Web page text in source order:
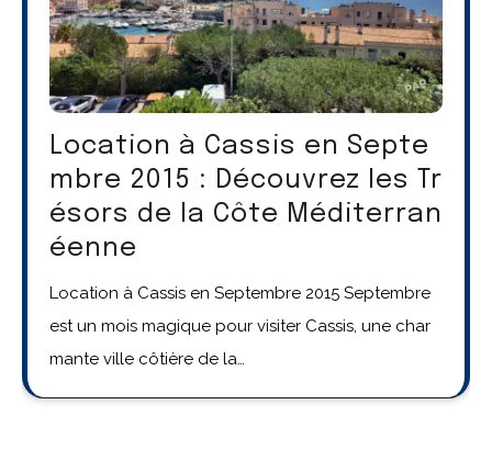
Location à Cassis en Septe
mbre 2015 : Découvrez les Tr
ésors de la Côte Méditerran
éenne
Location à Cassis en Septembre 2015 Septembre
est un mois magique pour visiter Cassis, une char
mante ville côtière de la…